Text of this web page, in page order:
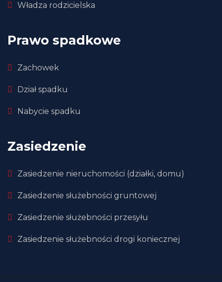
Władza rodzicielska
Prawo spadkowe
Zachowek
Dział spadku
Nabycie spadku
Zasiedzenie
Zasiedzenie nieruchomości (działki, domu)
Zasiedzenie służebności gruntowej
Zasiedzenie służebności przesyłu
Zasiedzenie służebności drogi koniecznej